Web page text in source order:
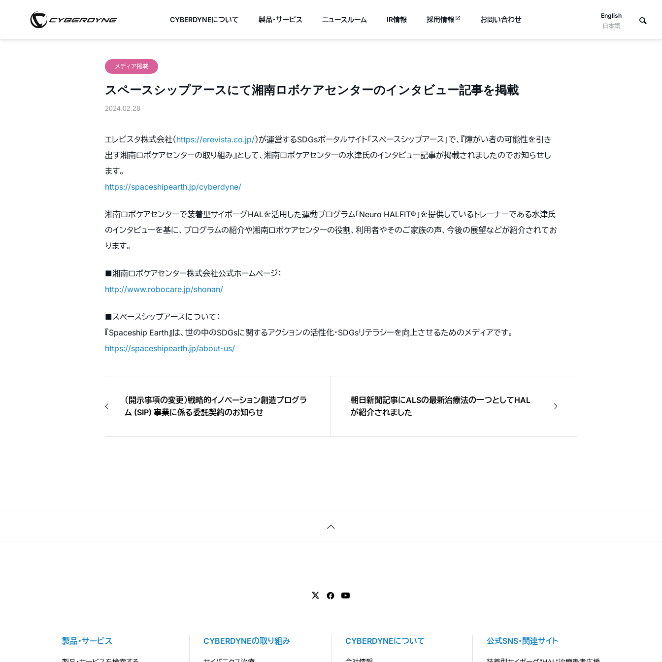
English
日本語
CYBERDYNEについて 製品・サービス ニュースルーム IR情報 採用情報 お問い合わせ
メディア掲載
スペースシップアースにて湘南ロボケアセンターのインタビュー記事を掲載
2024.02.28
エレビスタ株式会社（https://erevista.co.jp/）が運営するSDGsポータルサイト「スペースシップアース」で、『障がい者の可能性を引き
出す湘南ロボケアセンターの取り組み』として、湘南ロボケアセンターの水津氏のインタビュー記事が掲載されましたのでお知らせし
ます。
https://spaceshipearth.jp/cyberdyne/
湘南ロボケアセンターで装着型サイボーグHALを活用した運動プログラム「Neuro HALFIT®」を提供しているトレーナーである水津氏
のインタビューを基に、プログラムの紹介や湘南ロボケアセンターの役割、利用者やそのご家族の声、今後の展望などが紹介されてお
ります。
■湘南ロボケアセンター株式会社公式ホームページ：
http://www.robocare.jp/shonan/
■スペースシップアースについて：
『Spaceship Earth』は、世の中のSDGsに関するアクションの活性化・SDGsリテラシーを向上させるためのメディアです。
https://spaceshipearth.jp/about-us/
（開示事項の変更）戦略的イノベーション創造プログラ
ム (SIP) 事業に係る委託契約のお知らせ
朝日新聞記事にALSの最新治療法の一つとしてHAL
が紹介されました
製品・サービス CYBERDYNEの取り組み CYBERDYNEについて 公式SNS・関連サイト